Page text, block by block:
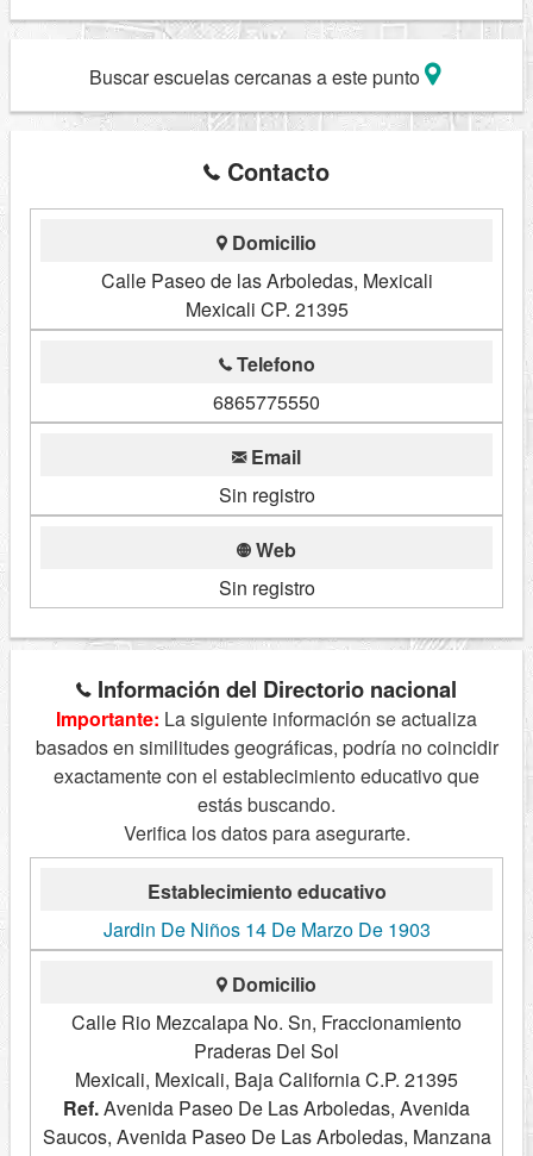
Buscar escuelas cercanas a este punto
Contacto
Domicilio
Calle Paseo de las Arboledas, Mexicali
Mexicali CP. 21395
Telefono
6865775550
Email
Sin registro
Web
Sin registro
Información del Directorio nacional
Importante: La siguiente información se actualiza
basados en similitudes geográficas, podría no coincidir
exactamente con el establecimiento educativo que
estás buscando.
Verifica los datos para asegurarte.
Establecimiento educativo
Jardin De Niños 14 De Marzo De 1903
Domicilio
Calle Rio Mezcalapa No. Sn, Fraccionamiento
Praderas Del Sol
Mexicali, Mexicali, Baja California C.P. 21395
Ref.Avenida Paseo De Las Arboledas, Avenida
Saucos, Avenida Paseo De Las Arboledas, Manzana